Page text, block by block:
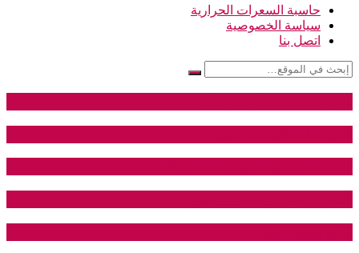
حاسبة السعرات الحرارية
سياسة الخصوصية
اتصل بنا